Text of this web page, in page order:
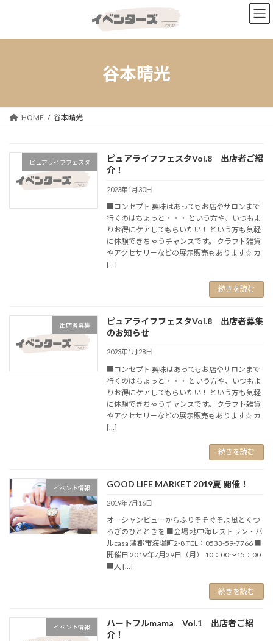
ン
ー
谷本晴光
HOME 谷本晴光
ピュアライフフェスタ
ピュアライフフェスタVol.8 出店者ご紹
介！
2023年1月30日
■コンセプト 興味はあってもお店やサロンまで
行くのはちょっと・・・ という方や、いつもよ
りお得にケアしてもらいたい！ という方も気軽
に体験できちゃうチャンスです。 クラフト雑貨
やアクセサリーなどの展示販売もあります☆ カ
[…]
続きを読む
出店者募集
ピュアライフフェスタVol.8 出店者募集
のお知らせ
2023年1月28日
■コンセプト 興味はあってもお店やサロンまで
行くのはちょっと・・・ という方や、いつもよ
りお得にケアしてもらいたい！ という方も気軽
に体験できちゃうチャンスです。 クラフト雑貨
やアクセサリーなどの展示販売もあります☆ カ
[…]
続きを読む
イベント情報 GOOD LIFE MARKET 2019夏 開催！
2019年7月16日
オーシャンビューからふりそそぐそよ風とくつ
ろぎのひとときを ■会場 地中海レストラン・バ
ルcasa 蒲郡市海陽町2-8 TEL：0533-59-7766 ■
開催日 2019年7月29日（月） 10：00～15：00
■入 […]
続きを読む
イベント情報
ハートフルmama Vol.1 出店者ご紹
介！